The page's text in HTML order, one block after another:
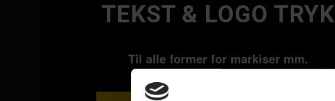
TEKST & LOGO TRYK
Til alle former for markiser mm.